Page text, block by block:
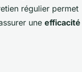
régulier permet
une efficacité